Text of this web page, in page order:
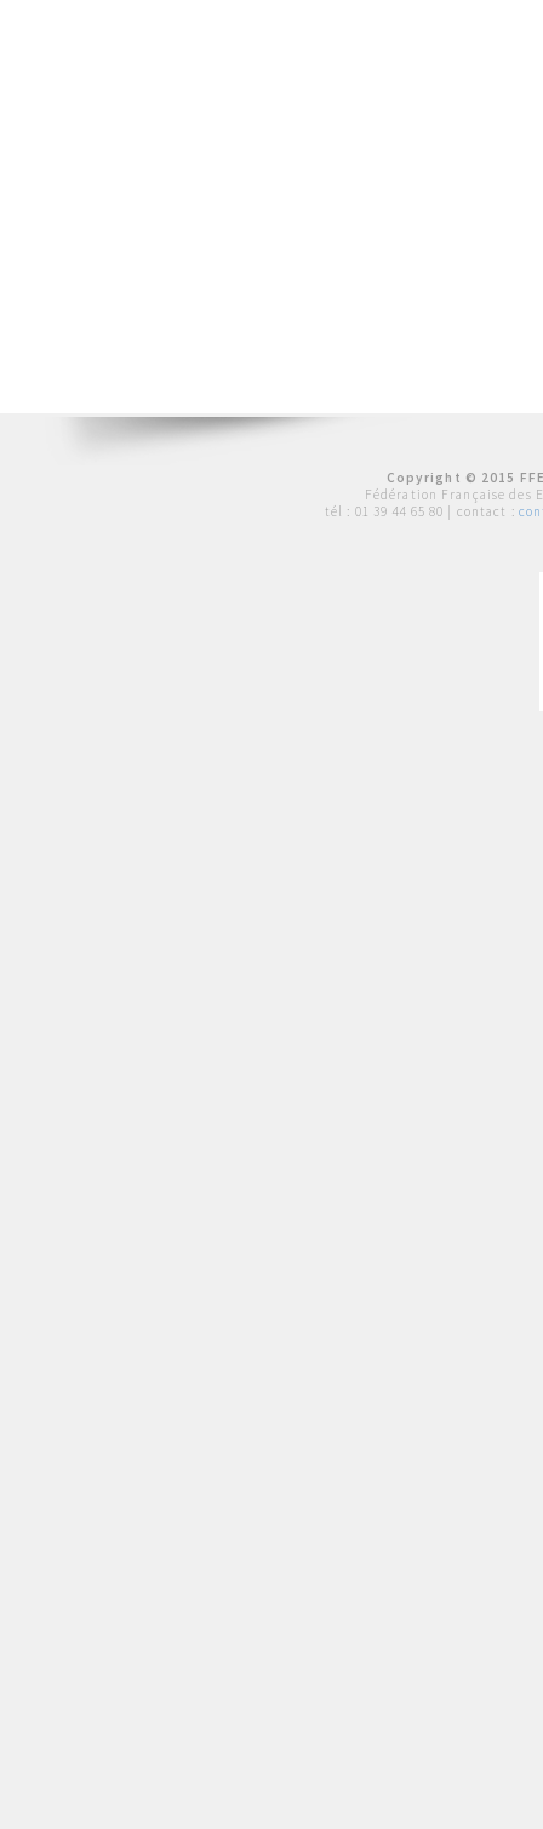
Copyright © 2015
Fédération Française des
tél : 01 39 44 65 80 | contact :